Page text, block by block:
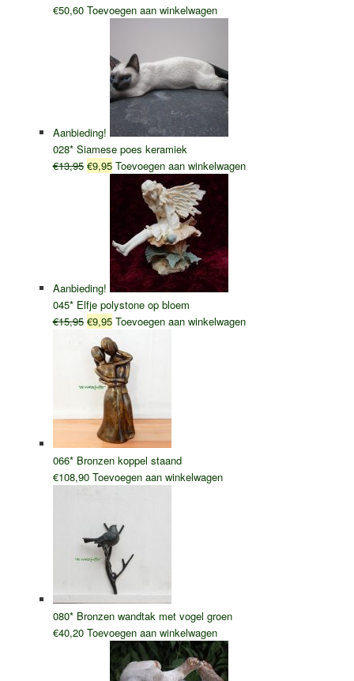
€50,60 Toevoegen aan winkelwagen
Aanbieding!
028* Siamese poes keramiek
€13,95 Oorspronkelijke
€9,95Huidige
Toevoegen aan winkelwagen
Aanbieding!
045* Elfje polystone op bloem
€15,95 Oorspronkelijke
prijs
was:
€15,95.
€9,95Huidige
prijs
is:
€9,95.
Toevoegen aan winkelwagen
066* Bronzen koppel staand
€108,90 Toevoegen aan winkelwagen
080* Bronzen wandtak met vogel groen
€40,20 Toevoegen aan winkelwagen